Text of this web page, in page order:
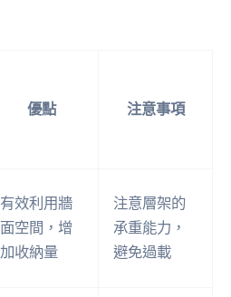
優點 注意事項
有效利用牆
面空間，增
加收納量
注意層架的
承重能力，
避免過載